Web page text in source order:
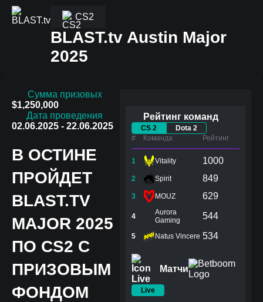
CS2
BLAST.tv Austin Major
2025
Сумма призовых
$1,250,000
Дата проведения
02.06.2025 - 22.06.2025
В ОСТИНЕ
ПРОЙДЕТ
BLAST.TV
MAJOR 2025
ПО CS2 С
ПРИЗОВЫМ
ФОНДОМ
Рейтинг команд
CS 2
Dota 2
#
Команда Рейтинг
1 Vitality 1000
2 Spirit 849
3 MOUZ 629
4
Aurora
Gaming
544
5 Natus Vincere 534
Матчи
Live